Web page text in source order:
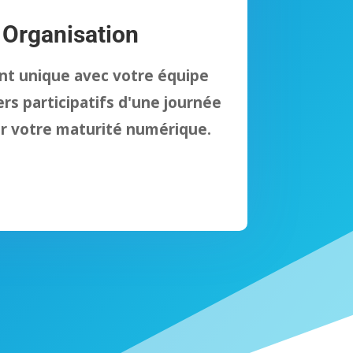
unique avec votre équipe
participatifs d'une journée
votre maturité numérique.